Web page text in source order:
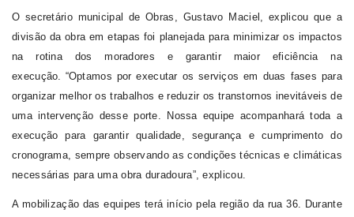
O secretário municipal de Obras, Gustavo Maciel, explicou que a
divisão da obra em etapas foi planejada para minimizar os impactos
na rotina dos moradores e garantir maior eficiência na
execução. “Optamos por executar os serviços em duas fases para
organizar melhor os trabalhos e reduzir os transtornos inevitáveis de
uma intervenção desse porte. Nossa equipe acompanhará toda a
execução para garantir qualidade, segurança e cumprimento do
cronograma, sempre observando as condições técnicas e climáticas
necessárias para uma obra duradoura”, explicou.
A mobilização das equipes terá início pela região da rua 36. Durante